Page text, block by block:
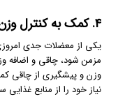
۴. کمک به کنترل وزن و پیشگیری از چاقی
یکی از معضلات جدی
مزمن شود، چاقی و اضافه
وزن و پیشگیری از چاقی
نیاز خود را از منابع